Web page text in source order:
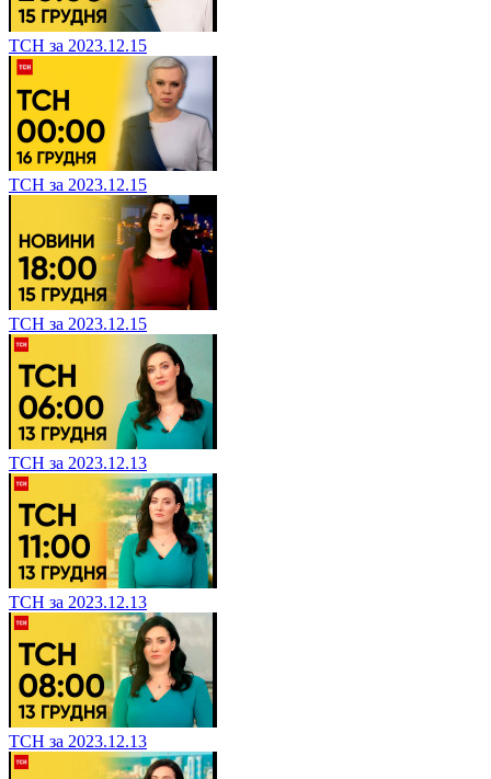
ТСН за 2023.12.15
ТСН за 2023.12.15
ТСН за 2023.12.15
ТСН за 2023.12.13
ТСН за 2023.12.13
ТСН за 2023.12.13